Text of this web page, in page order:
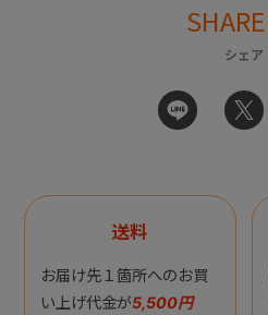
SHARE
シェア
送料
お届け先１箇所へのお買
い上げ代金が5,500円